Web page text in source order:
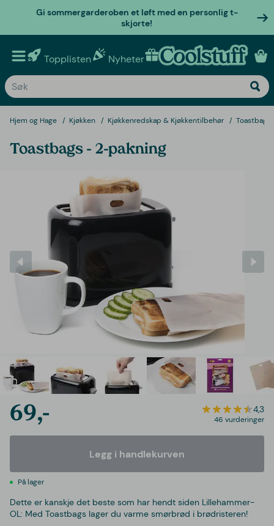
Gi sommergarderoben et løft med en personlig t-
skjorte!
Topplisten Nyheter Personlige gaver
Hjem og Hage Kjøkken Kjøkkenredskap & Kjøkkentilbehør
Toastbags - 2-pakning
69,- 4,3
46 vurderinger
Legg i handlekurven
På lager
Dette er kanskje det beste som har hendt siden Lillehammer-
OL: Med Toastbags lager du varme smørbrød i brødristeren!